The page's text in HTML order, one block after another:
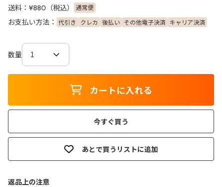
送料： ¥880 （税込） 通常便
お支払い方法： 代引き クレカ 後払い その他電子決済 キャリア決済
数量
カートに入れる
今すぐ買う
あとで買うリストに追加
返品上の注意